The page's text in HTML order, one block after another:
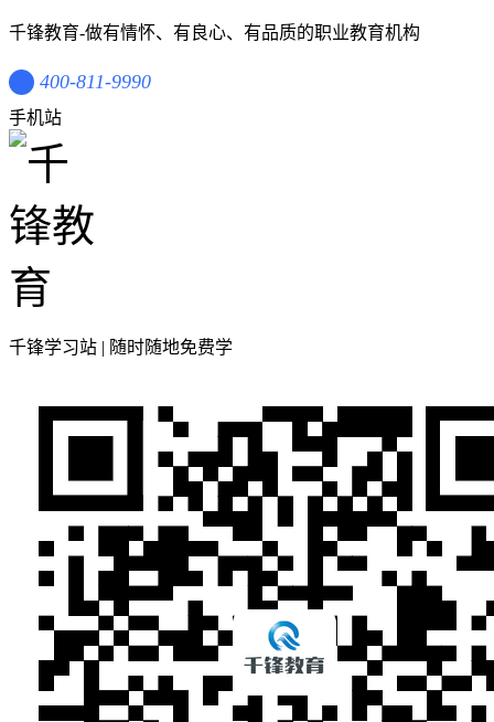
千锋教育-做有情怀、有良心、有品质的职业教育机构
400-811-9990
手机站
千锋学习站 | 随时随地免费学